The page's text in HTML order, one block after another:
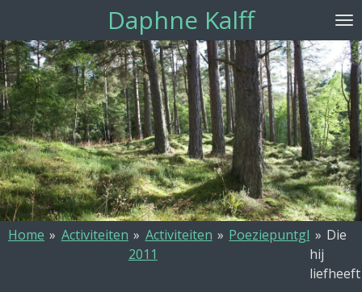
naar
de
hoofdinhoud
Daphne Kalff
Home » Activiteiten » Activiteiten
2011
» Poeziepuntgl » Die
hij
liefheeft